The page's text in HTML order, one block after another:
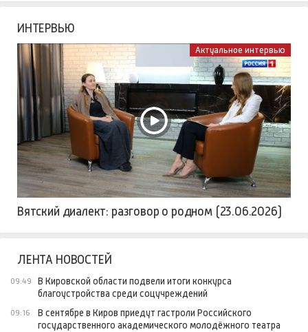
ИНТЕРВЬЮ
Актуальное интервью
Вятский диалект: разговор о родном (23.06.2026)
ЛЕНТА НОВОСТЕЙ
09:49
В Кировской области подвели итоги конкурса
благоустройства среди соцучреждений
09:16
В сентябре в Киров приедут гастроли Российского
государственного академического молодёжного театра